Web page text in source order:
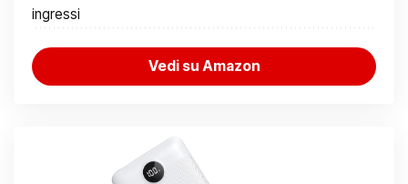
ingressi
Vedi su Amazon